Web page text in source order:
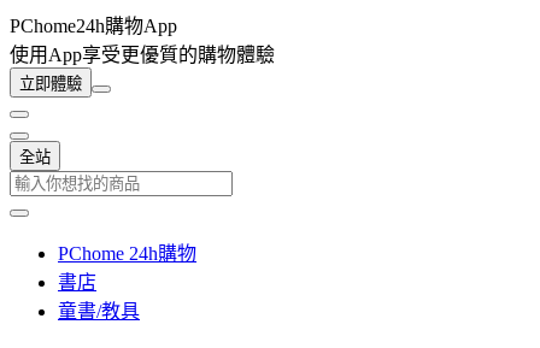
PChome24h購物App
使用App享受更優質的購物體驗
立即體驗
全站
PChome 24h購物
書店
童書/教具